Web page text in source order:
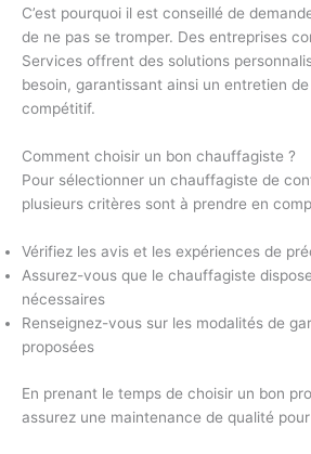
C’est pourquoi il est conseillé de
de ne pas se tromper. Des entreprises
Services offrent des solutions
besoin, garantissant ainsi un entretien
compétitif.
Comment choisir un bon chauffagiste ?
Pour sélectionner un chauffagiste de
plusieurs critères sont à prendre en
Vérifiez les avis et les expériences de
Assurez-vous que le chauffagiste
nécessaires
Renseignez-vous sur les modalités de
proposées
En prenant le temps de choisir un bon
assurez une maintenance de qualité